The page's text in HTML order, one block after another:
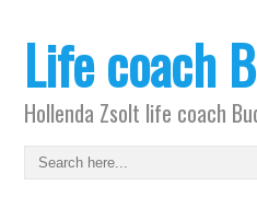
Life coach
Hollenda Zsolt life coach